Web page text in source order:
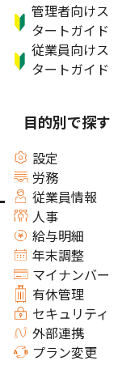
管理者向けス
タートガイド
従業員向けス
タートガイド
目的別で探す
設定
労務
従業員情報
人事
給与明細
年末調整
マイナンバー
有休管理
セキュリティ
外部連携
プラン変更